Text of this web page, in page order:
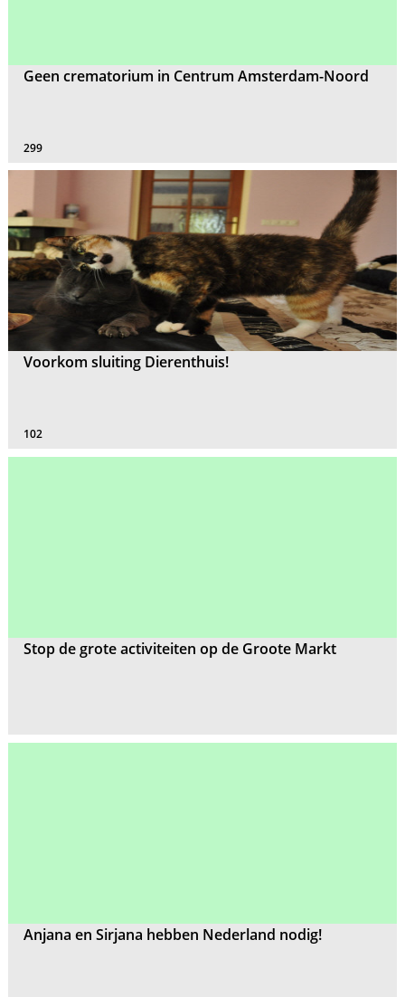
Geen crematorium in Centrum Amsterdam-Noord
299
Voorkom sluiting Dierenthuis!
102
Stop de grote activiteiten op de Groote Markt
Anjana en Sirjana hebben Nederland nodig!